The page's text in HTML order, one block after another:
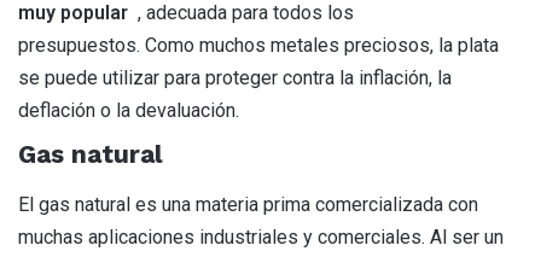
muy popular , adecuada para todos los
presupuestos. Como muchos metales preciosos, la plata
se puede utilizar para proteger contra la inflación, la
deflación o la devaluación.
Gas natural
El gas natural es una materia prima comercializada con
muchas aplicaciones industriales y comerciales. Al ser un